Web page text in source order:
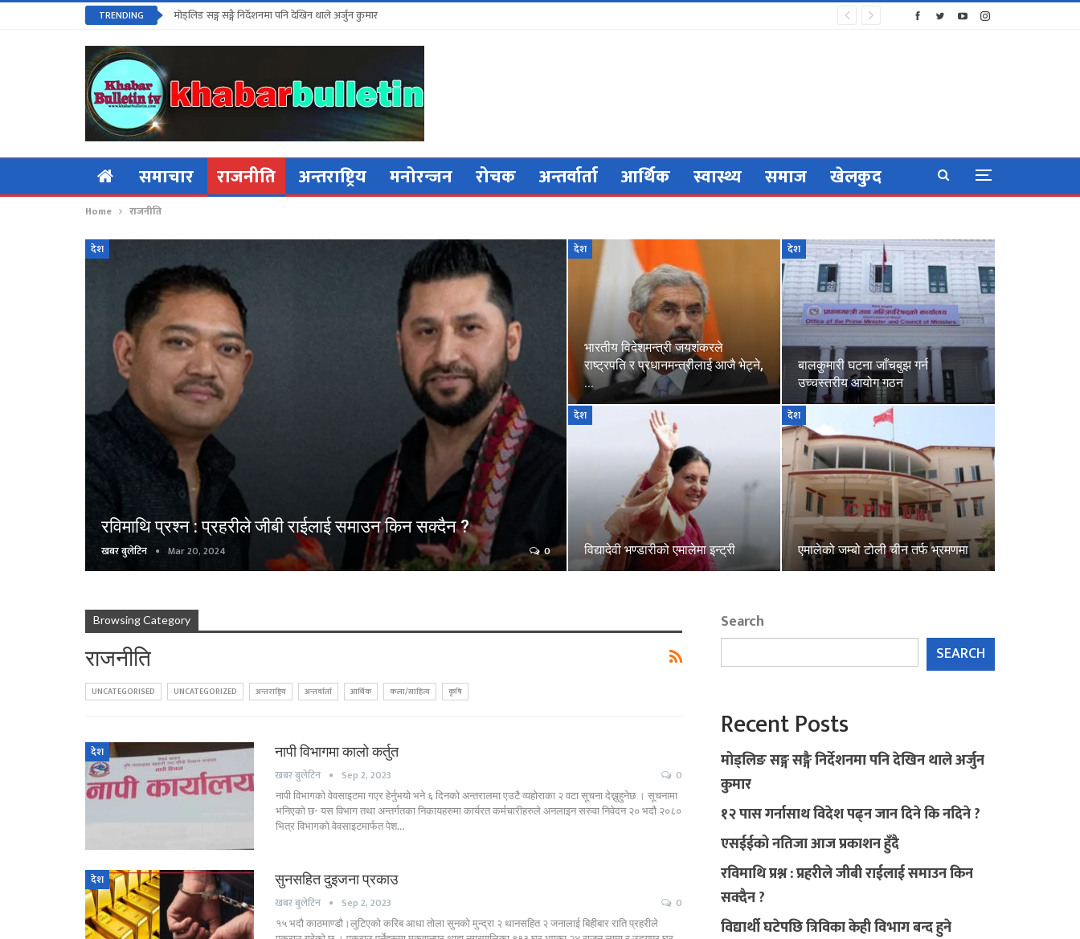
TRENDING मोड्लिङ सङ्ग सङ्गै निर्देशनमा पनि देखिन थाले अर्जुन कुमार
समाचार राजनीति अन्तराष्ट्रिय मनोरन्जन रोचक अन्तर्वार्ता आर्थिक स्वास्थ्य समाज खेलकुद
Home राजनीति
देश
रविमाथि प्रश्न : प्रहरीले जीबी राईलाई समाउन किन सक्दैन ?
खबर बुलेटिन Mar 20, 2024 0
देश
भारतीय विदेशमन्त्री जयशंकरले
राष्ट्रपति र प्रधानमन्त्रीलाई आजै भेट्ने,
…
देश
बालकुमारी घटना जाँचबुझ गर्न
उच्चस्तरीय आयोग गठन
देश
विद्यादेवी भण्डारीको एमालेमा इन्ट्री
देश
एमालेको जम्बो टोली चीन तर्फ भ्रमणमा
Browsing Category
राजनीति
UNCATEGORISED UNCATEGORIZED अन्तराष्ट्रिय अन्तर्वार्ता आर्थिक कला/साहित्य कृषि
देश नापी विभागमा कालो कर्तुत
खबर बुलेटिन Sep 2, 2023 0
नापी विभागको वेवसाइटमा गएर हेर्नुभयो भने ६ दिनको अन्तरालमा एउटै व्यहोराका २ वटा सूचना देख्नुहुनेछ । सूचनामा
भनिएको छ- यस विभाग तथा अन्तर्गतका निकायहरुमा कार्यरत कर्मचारीहरुले अनलाइन सरुवा निवेदन २० भदौ २०८०
भित्र विभागको वेवसाइटमार्फत पेश…
देश सुनसहित दुइजना प्रकाउ
खबर बुलेटिन Sep 2, 2023 0
१५ भदौ काठमाण्डौ।लुटिएको करिब आधा तोला सुनको मुन्द्रा २ थानसहित २ जनालाई बिहीबार राति प्रहरीले
Search
SEARCH
Recent Posts
मोड्लिङ सङ्ग सङ्गै निर्देशनमा पनि देखिन थाले अर्जुन
कुमार
१२ पास गर्नासाथ विदेश पढ्न जान दिने कि नदिने ?
एसईईको नतिजा आज प्रकाशन हुँदै
रविमाथि प्रश्न : प्रहरीले जीबी राईलाई समाउन किन
सक्दैन ?
विद्यार्थी घटेपछि त्रिविका केही विभाग बन्द हुने